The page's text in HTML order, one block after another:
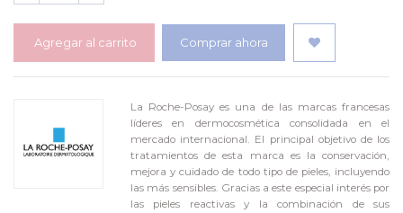
Agregar al carrito Comprar ahora
La Roche-Posay es una de las marcas francesas
líderes en dermocosmética consolidada en el
mercado internacional. El principal objetivo de los
tratamientos de esta marca es la conservación,
mejora y cuidado de todo tipo de pieles, incluyendo
las más sensibles. Gracias a este especial interés por
las pieles reactivas y la combinación de sus